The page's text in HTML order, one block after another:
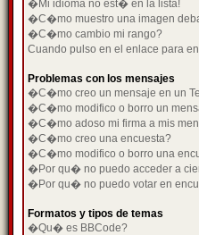
�Mi idioma no est� en la lista!
�C�mo muestro una imagen
�C�mo cambio mi rango?
Cuando pulso en el enlace para
Problemas con los mensajes
�C�mo creo un mensaje en un
�C�mo modifico o borro un
�C�mo adoso mi firma a mis
�C�mo creo una encuesta?
�C�mo modifico o borro una
�Por qu� no puedo acceder a
�Por qu� no puedo votar en
Formatos y tipos de temas
�Qu� es BBCode?